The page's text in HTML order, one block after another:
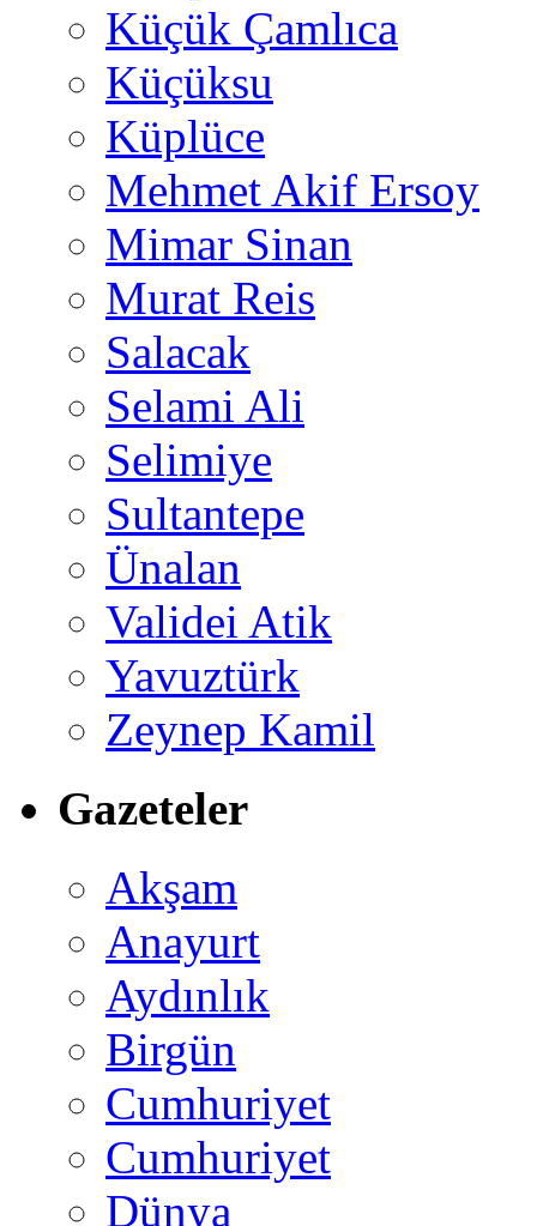
Küçük Çamlıca
Küçüksu
Küplüce
Mehmet Akif Ersoy
Mimar Sinan
Murat Reis
Salacak
Selami Ali
Selimiye
Sultantepe
Ünalan
Validei Atik
Yavuztürk
Zeynep Kamil
Gazeteler
Akşam
Anayurt
Aydınlık
Birgün
Cumhuriyet
Cumhuriyet
Dünya